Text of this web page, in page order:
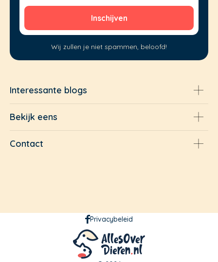
Wij zullen je niet spammen, beloofd!
Interessante blogs
Bekijk eens
Contact
Privacybeleid